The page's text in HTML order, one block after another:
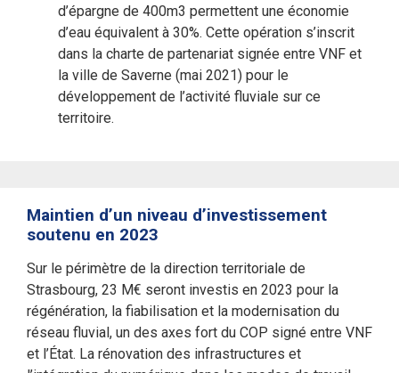
d’épargne de 400m3 permettent une économie
d’eau équivalent à 30%. Cette opération s’inscrit
dans la charte de partenariat signée entre VNF et
la ville de Saverne (mai 2021) pour le
développement de l’activité fluviale sur ce
territoire.
Maintien d’un niveau d’investissement
soutenu en 2023
Sur le périmètre de la direction territoriale de
Strasbourg, 23 M€ seront investis en 2023 pour la
régénération, la fiabilisation et la modernisation du
réseau fluvial, un des axes fort du COP signé entre VNF
et l’État. La rénovation des infrastructures et